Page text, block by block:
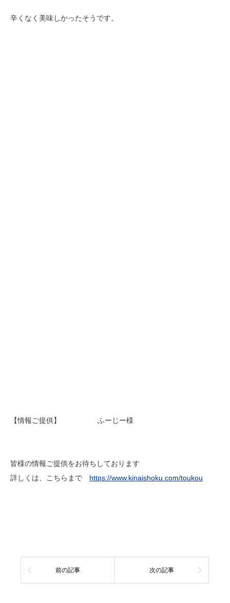
辛くなく美味しかったそうです。
【情報ご提供】 ふーじー様
皆様の情報ご提供をお待ちしております
詳しくは、こちらまで https://www.kinaishoku.com/toukou
前の記事 次の記事